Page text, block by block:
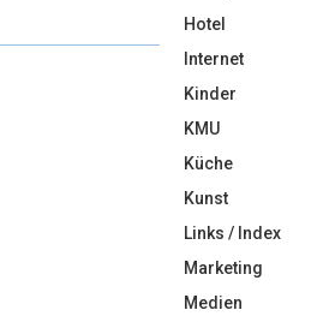
Hotel
Internet
Kinder
KMU
Küche
Kunst
Links / Index
Marketing
Medien